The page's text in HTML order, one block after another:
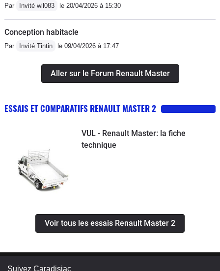
Par Invité wil083 le 20/04/2026 à 15:30
Conception habitacle
Par Invité Tintin le 09/04/2026 à 17:47
Aller sur le Forum Renault Master
ESSAIS ET COMPARATIFS RENAULT MASTER 2
VUL - Renault Master: la fiche
technique
Voir tous les essais Renault Master 2
Suivez Caradisiac